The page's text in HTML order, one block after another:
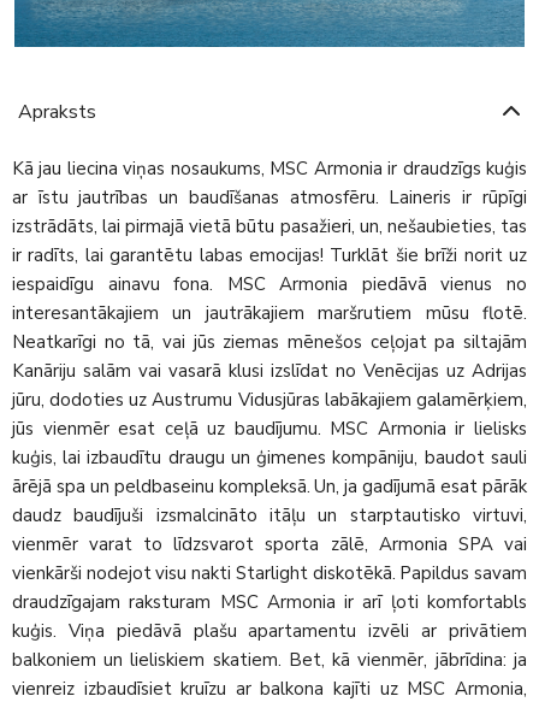
Apraksts
Kā jau liecina viņas nosaukums, MSC Armonia ir draudzīgs kuģis
ar īstu jautrības un baudīšanas atmosfēru. Laineris ir rūpīgi
izstrādāts, lai pirmajā vietā būtu pasažieri, un, nešaubieties, tas
ir radīts, lai garantētu labas emocijas! Turklāt šie brīži norit uz
iespaidīgu ainavu fona. MSC Armonia piedāvā vienus no
interesantākajiem un jautrākajiem maršrutiem mūsu flotē.
Neatkarīgi no tā, vai jūs ziemas mēnešos ceļojat pa siltajām
Kanāriju salām vai vasarā klusi izslīdat no Venēcijas uz Adrijas
jūru, dodoties uz Austrumu Vidusjūras labākajiem galamērķiem,
jūs vienmēr esat ceļā uz baudījumu. MSC Armonia ir lielisks
kuģis, lai izbaudītu draugu un ģimenes kompāniju, baudot sauli
ārējā spa un peldbaseinu kompleksā. Un, ja gadījumā esat pārāk
daudz baudījuši izsmalcināto itāļu un starptautisko virtuvi,
vienmēr varat to līdzsvarot sporta zālē, Armonia SPA vai
vienkārši nodejot visu nakti Starlight diskotēkā. Papildus savam
draudzīgajam raksturam MSC Armonia ir arī ļoti komfortabls
kuģis. Viņa piedāvā plašu apartamentu izvēli ar privātiem
balkoniem un lieliskiem skatiem. Bet, kā vienmēr, jābrīdina: ja
vienreiz izbaudīsiet kruīzu ar balkona kajīti uz MSC Armonia,